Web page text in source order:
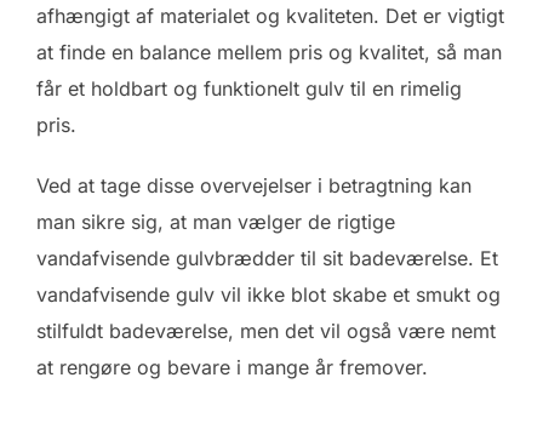
afhængigt af materialet og kvaliteten. Det er vigtigt
at finde en balance mellem pris og kvalitet, så man
får et holdbart og funktionelt gulv til en rimelig
pris.
Ved at tage disse overvejelser i betragtning kan
man sikre sig, at man vælger de rigtige
vandafvisende gulvbrædder til sit badeværelse. Et
vandafvisende gulv vil ikke blot skabe et smukt og
stilfuldt badeværelse, men det vil også være nemt
at rengøre og bevare i mange år fremover.